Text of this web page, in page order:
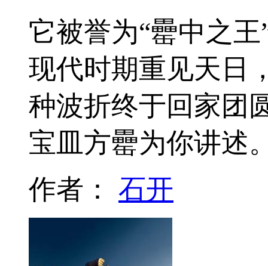
它被誉为“罍中之
现代时期重见天日
种波折终于回家团
宝皿方罍为你讲述
作者： 石开